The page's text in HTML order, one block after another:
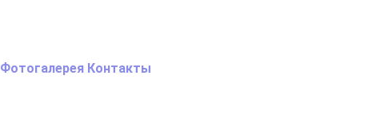
Фотогалерея Контакты